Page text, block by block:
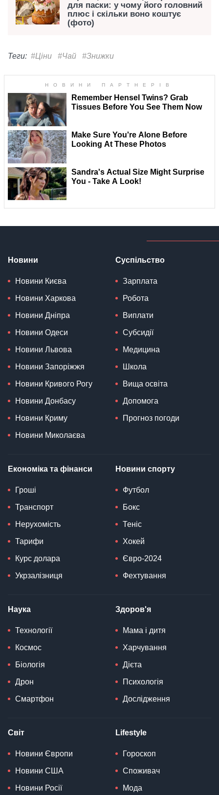
для паски: у чому його головний
плюс і скільки воно коштує
(фото)
Теги: #Ціни #Чай #Знижки
Новини
Новини Києва
Новини Харкова
Новини Дніпра
Новини Одеси
Новини Львова
Новини Запоріжжя
Новини Кривого Рогу
Новини Донбасу
Новини Криму
Новини Миколаєва
Суспільство
Зарплата
Робота
Виплати
Субсидії
Медицина
Школа
Вища освіта
Допомога
Прогноз погоди
Економіка та фінанси
Гроші
Транспорт
Нерухомість
Тарифи
Курс долара
Укрзалізниця
Новини спорту
Футбол
Бокс
Теніс
Хокей
Євро-2024
Фехтування
Наука
Технології
Космос
Біологія
Дрон
Смартфон
Здоров'я
Мама і дитя
Харчування
Дієта
Психологія
Дослідження
Світ
Новини Європи
Новини США
Новини Росії
Lifestyle
Гороскоп
Споживач
Мода